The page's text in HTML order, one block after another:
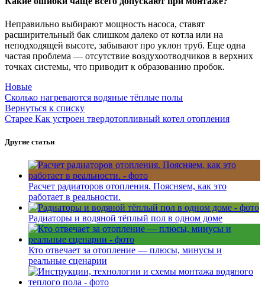
Неправильно выбирают мощность насоса, ставят
расширительный бак слишком далеко от котла или на
неподходящей высоте, забывают про уклон труб. Еще одна
частая проблема — отсутствие воздухоотводчиков в верхних
точках системы, что приводит к образованию пробок.
Новые
Сколько нагреваются водяные тёплые полы
Вернуться к списку
Старее Как устроен твердотопливный котел отопления
Другие статьи
Расчет радиаторов отопления. Поясняем, как это
работает в реальности.
Радиаторы и водяной тёплый пол в одном доме
Кто отвечает за отопление — плюсы, минусы и
реальные сценарии